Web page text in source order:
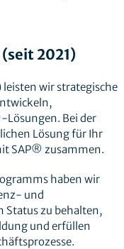
2021)
leisten wir strategische
Bei der
Lösung für Ihr
SAP® zusammen.
haben wir
und
Status zu behalten,
und erfüllen